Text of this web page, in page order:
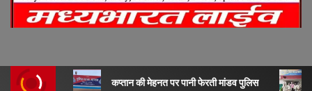
कप्तान की मेहनत पर पानी फेरती मांडव पुलिस